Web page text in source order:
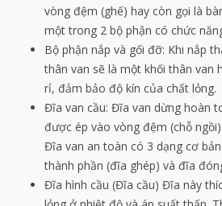
vòng đệm (ghế) hay còn gọi là
một trong 2 bộ phận có chức
Bộ phận nắp và gối đỡ: Khi nắp
thân van sẽ là một khối thân van
rỉ, đảm bảo độ kín của chất lỏng.
Đĩa van cầu: Đĩa van dừng hoàn
được ép vào vòng đệm (chỗ
Đĩa van an toàn có 3 dạng cơ
thành phần (đĩa ghép) và đĩa
Đĩa hình cầu (Đĩa cầu) Đĩa này